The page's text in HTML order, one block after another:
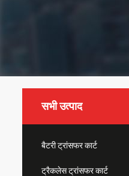
सभी उत्पाद
बैटरी ट्रांसफर कार्ट
ट्रैकलेस ट्रांसफर कार्ट